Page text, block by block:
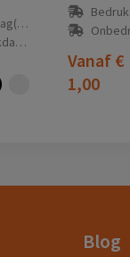
Vanaf €
1,00
Blog